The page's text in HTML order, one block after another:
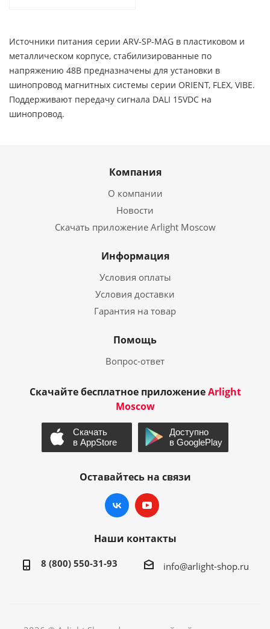
Источники питания серии ARV-SP-MAG в пластиковом и
металлическом корпусе, стабилизированные по
напряжению 48В предназначены для установки в
шинопровод магнитных системы серии ORIENT, FLEX, VIBE.
Поддерживают передачу сигнала DALI 15VDC на
шинопровод.
Компания
О компании
Новости
Скачать приложение Arlight Moscow
Информация
Условия оплаты
Условия доставки
Гарантия на товар
Помощь
Вопрос-ответ
Скачайте бесплатное приложениеArlight
Moscow
Оставайтесь на связи
Наши контакты
8 (800) 550-31-93 info@arlight-shop.ru